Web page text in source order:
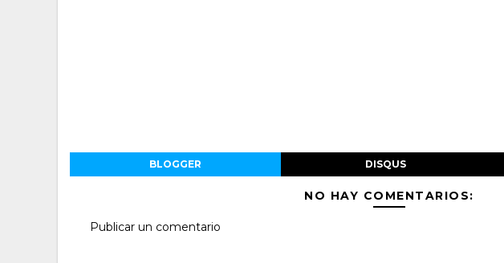
BLOGGER DISQUS
NO HAY COMENTARIOS:
Publicar un comentario